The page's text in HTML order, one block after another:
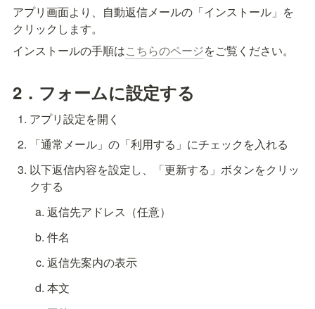
アプリ画面より、自動返信メールの「インストール」を
クリックします。
インストールの手順はこちらのページをご覧ください。
2．フォームに設定する
アプリ設定を開く
「通常メール」の「利用する」にチェックを入れる
以下返信内容を設定し、「更新する」ボタンをクリッ
クする
返信先アドレス（任意）
件名
返信先案内の表示
本文